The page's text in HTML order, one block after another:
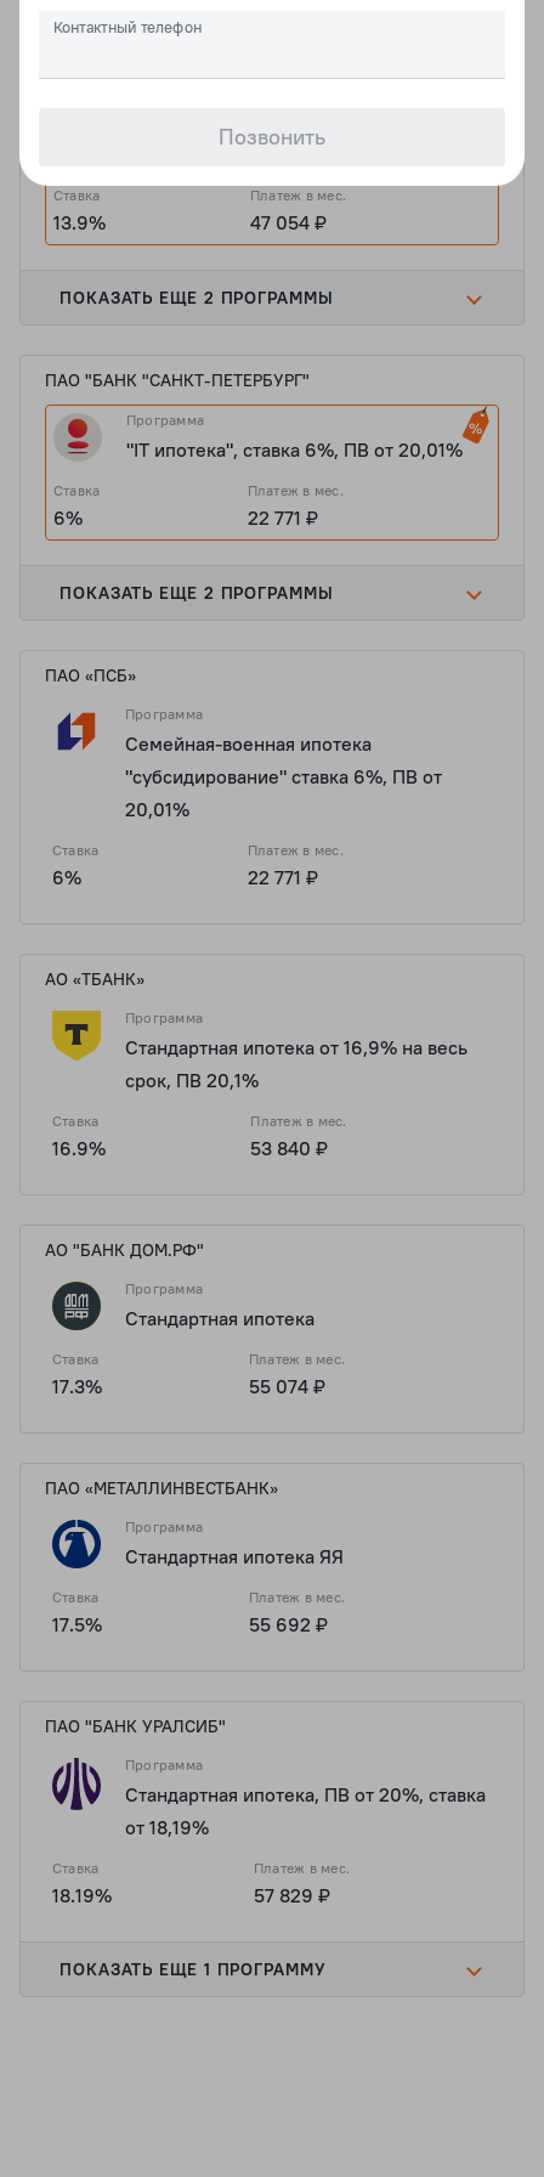
Ставка
13.9%
Платеж в мес.
47 054 ₽
ПОКАЗАТЬ ЕЩЕ 2 ПРОГРАММЫ
ПАО "БАНК "САНКТ-ПЕТЕРБУРГ"
Программа
"IT ипотека", ставка 6%, ПВ от 20,01%
Ставка
6%
Платеж в мес.
22 771 ₽
ПОКАЗАТЬ ЕЩЕ 2 ПРОГРАММЫ
ПАО «ПСБ»
Программа
Семейная-военная ипотека
"субсидирование" ставка 6%, ПВ от
20,01%
Ставка
6%
Платеж в мес.
22 771 ₽
АО «ТБАНК»
Программа
Стандартная ипотека от 16,9% на весь
срок, ПВ 20,1%
Ставка
16.9%
Платеж в мес.
53 840 ₽
АО "БАНК ДОМ.РФ"
Программа
Стандартная ипотека
Ставка
17.3%
Платеж в мес.
55 074 ₽
ПАО «МЕТАЛЛИНВЕСТБАНК»
Программа
Стандартная ипотека ЯЯ
Ставка
17.5%
Платеж в мес.
55 692 ₽
ПАО "БАНК УРАЛСИБ"
Программа
Стандартная ипотека, ПВ от 20%, ставка
от 18,19%
Ставка
18.19%
Платеж в мес.
57 829 ₽
ПОКАЗАТЬ ЕЩЕ 1 ПРОГРАММУ
Контактный телефон
Позвонить